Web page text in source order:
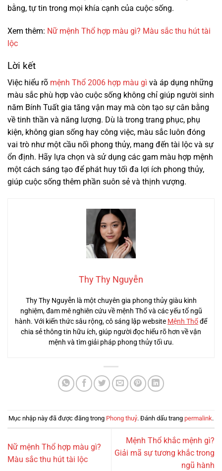
bằng, tự tin trong mọi khía cạnh của cuộc sống.
Xem thêm: Nữ mệnh Thổ hợp màu gì? Màu sắc thu hút tài
lộc
Lời kết
Việc hiểu rõ mệnh Thổ 2006 hợp màu gì và áp dụng những
màu sắc phù hợp vào cuộc sống không chỉ giúp người sinh
năm Bính Tuất gia tăng vận may mà còn tạo sự cân bằng
về tinh thần và năng lượng. Dù là trong trang phục, phụ
kiện, không gian sống hay công việc, màu sắc luôn đóng
vai trò như một cầu nối phong thủy, mang đến tài lộc và sự
ổn định. Hãy lựa chọn và sử dụng các gam màu hợp mệnh
một cách sáng tạo để phát huy tối đa lợi ích phong thủy,
giúp cuộc sống thêm phần suôn sẻ và thịnh vượng.
Thy Thy Nguyễn
Thy Thy Nguyễn là một chuyên gia phong thủy giàu kinh
nghiệm, đam mê nghiên cứu về mệnh Thổ và các yếu tố ngũ
hành. Với kiến thức sâu rộng, cô sáng lập website Mệnh Thổđể
chia sẻ thông tin hữu ích, giúp người đọc hiểu rõ hơn về vận
mệnh và tìm giải pháp phong thủy tối ưu.
Mục nhập này đã được đăng trong Phong thuỷ. Đánh dấu trang permalink.
Nữ mệnh Thổ hợp màu gì?
Màu sắc thu hút tài lộc
Mệnh Thổ khắc mệnh gì?
Giải mã sự tương khắc trong
ngũ hành